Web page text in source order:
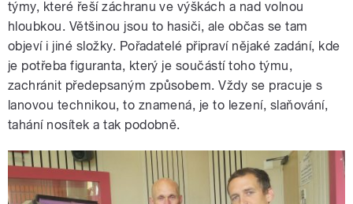
týmy, které řeší záchranu ve výškách a nad volnou
hloubkou. Většinou jsou to hasiči, ale občas se tam
objeví i jiné složky. Pořadatelé připraví nějaké zadání, kde
je potřeba figuranta, který je součástí toho týmu,
zachránit předepsaným způsobem. Vždy se pracuje s
lanovou technikou, to znamená, je to lezení, slaňování,
tahání nosítek a tak podobně.